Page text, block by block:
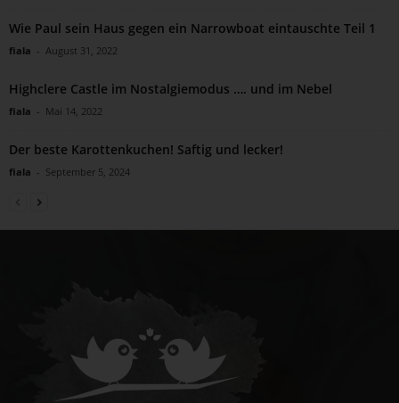
Wie Paul sein Haus gegen ein Narrowboat eintauschte Teil 1
fiala - August 31, 2022
Highclere Castle im Nostalgiemodus …. und im Nebel
fiala - Mai 14, 2022
Der beste Karottenkuchen! Saftig und lecker!
fiala - September 5, 2024